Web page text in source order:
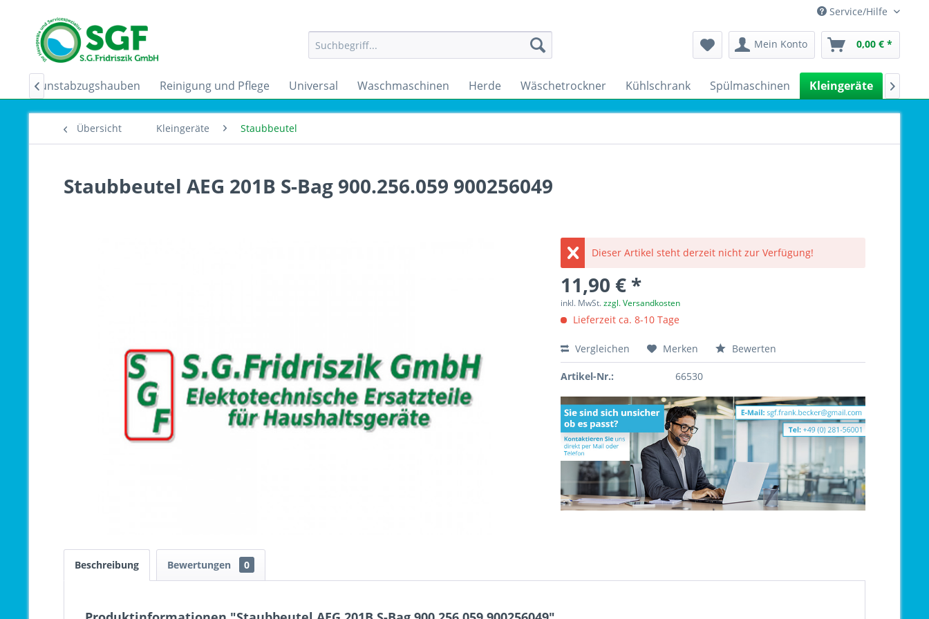
Service/Hilfe
Mein Konto 0,00 € *
Dunstabzugshauben Reinigung und Pflege Universal Waschmaschinen Herde Wäschetrockner Kühlschrank Spülmaschinen Kleingeräte Sale
 
Übersicht Kleingeräte Staubbeutel
Staubbeutel AEG 201B S-Bag 900.256.059 900256049
Dieser Artikel steht derzeit nicht zur Verfügung!
11,90 € *
inkl. MwSt.zzgl. Versandkosten
Lieferzeit ca. 8-10 Tage
Vergleichen Merken Bewerten
Artikel-Nr.: 66530
Beschreibung Bewertungen 0